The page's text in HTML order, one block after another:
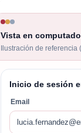
Vista en
Ilustración de
Inicio de sesión
Email